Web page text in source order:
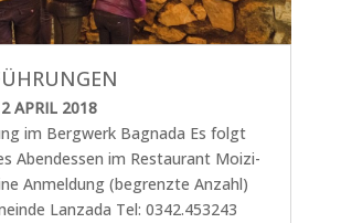
APRIL 2018
im Bergwerk Bagnada Es folgt
Abendessen im Restaurant Moizi-
Anmeldung (begrenzte Anzahl)
Lanzada Tel: 0342.453243